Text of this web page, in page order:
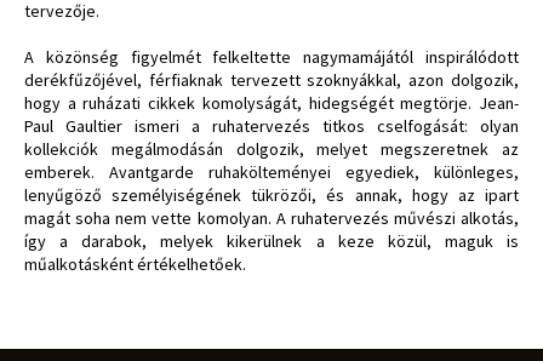
tervezője.
A közönség figyelmét felkeltette nagymamájától inspirálódott
derékfűzőjével, férfiaknak tervezett szoknyákkal, azon dolgozik,
hogy a ruházati cikkek komolyságát, hidegségét megtörje. Jean-
Paul Gaultier ismeri a ruhatervezés titkos cselfogását: olyan
kollekciók megálmodásán dolgozik, melyet megszeretnek az
emberek. Avantgarde ruhakölteményei egyediek, különleges,
lenyűgöző személyiségének tükrözői, és annak, hogy az ipart
magát soha nem vette komolyan. A ruhatervezés művészi alkotás,
így a darabok, melyek kikerülnek a keze közül, maguk is
műalkotásként értékelhetőek.